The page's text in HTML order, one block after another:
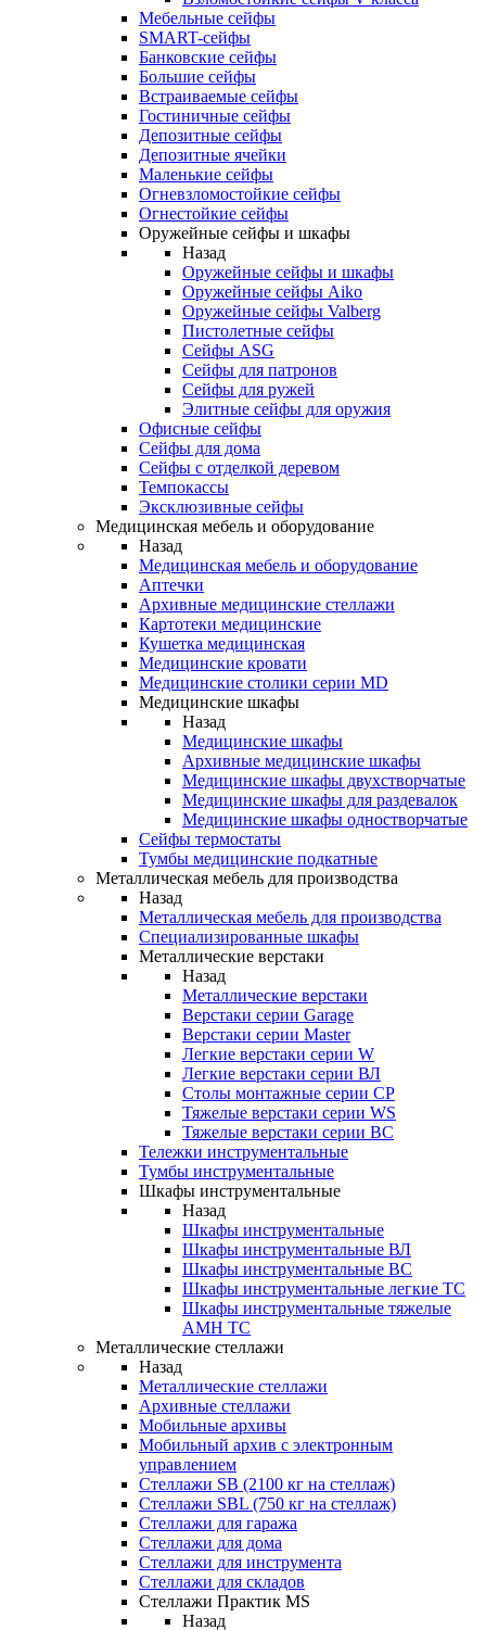
Мебельные сейфы
SMART-сейфы
Банковские сейфы
Большие сейфы
Встраиваемые сейфы
Гостиничные сейфы
Депозитные сейфы
Депозитные ячейки
Маленькие сейфы
Огневзломостойкие сейфы
Огнестойкие сейфы
Оружейные сейфы и шкафы
Назад
Оружейные сейфы и шкафы
Оружейные сейфы Aiko
Оружейные сейфы Valberg
Пистолетные сейфы
Сейфы ASG
Сейфы для патронов
Сейфы для ружей
Элитные сейфы для оружия
Офисные сейфы
Сейфы для дома
Сейфы с отделкой деревом
Темпокассы
Эксклюзивные сейфы
Медицинская мебель и оборудование
Назад
Медицинская мебель и оборудование
Аптечки
Архивные медицинские стеллажи
Картотеки медицинские
Кушетка медицинская
Медицинские кровати
Медицинские столики серии MD
Медицинские шкафы
Назад
Медицинские шкафы
Архивные медицинские шкафы
Медицинские шкафы двухстворчатые
Медицинские шкафы для раздевалок
Медицинские шкафы одностворчатые
Сейфы термостаты
Тумбы медицинские подкатные
Металлическая мебель для производства
Назад
Металлическая мебель для производства
Cпециализированные шкафы
Металлические верстаки
Назад
Металлические верстаки
Верстаки серии Garage
Верстаки серии Master
Легкие верстаки серии W
Легкие верстаки серии ВЛ
Столы монтажные серии СР
Тяжелые верстаки серии WS
Тяжелые верстаки серии ВС
Тележки инструментальные
Тумбы инструментальные
Шкафы инструментальные
Назад
Шкафы инструментальные
Шкафы инструментальные ВЛ
Шкафы инструментальные ВС
Шкафы инструментальные легкие ТС
Шкафы инструментальные тяжелые
AMH TC
Металлические стеллажи
Назад
Металлические стеллажи
Архивные стеллажи
Мобильные архивы
Мобильный архив с электронным
управлением
Стеллажи SB (2100 кг на стеллаж)
Стеллажи SBL (750 кг на стеллаж)
Стеллажи для гаража
Стеллажи для дома
Стеллажи для инструмента
Стеллажи для складов
Стеллажи Практик MS
Назад